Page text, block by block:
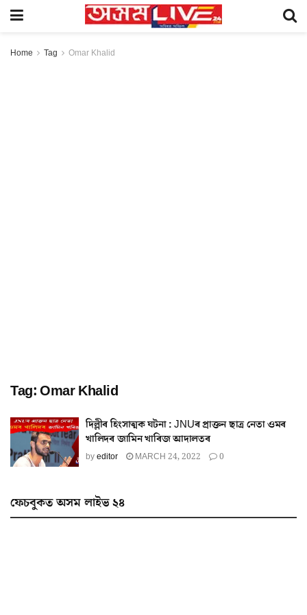
Home Tag Omar Khalid
Tag:Omar Khalid
দিল্লীৰ হিংসাত্মক ঘটনা : JNUৰ প্ৰাক্তন ছাত্ৰ নেতা ওমৰ
খালিদৰ জামিন খাৰিজ আদালতৰ
byeditor MARCH 24, 2022 0
ফেচবুকত অসম লাইভ ২৪